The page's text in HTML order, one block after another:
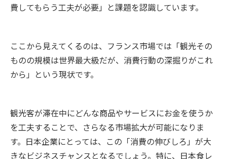
費してもらう工夫が必要」と課題を認識しています。
ここから見えてくるのは、フランス市場では「観光その
ものの規模は世界最大級だが、消費行動の深掘りがこれ
から」という現状です。
観光客が滞在中にどんな商品やサービスにお金を使うか
を工夫することで、さらなる市場拡大が可能になりま
す。日本企業にとっては、この「消費の伸びしろ」が大
きなビジネスチャンスとなるでしょう。特に、日本食レ